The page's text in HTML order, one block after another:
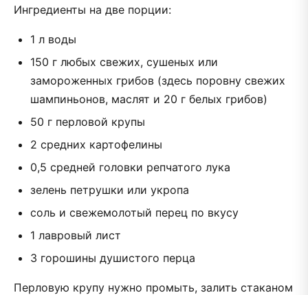
Ингредиенты на две порции:
1 л воды
150 г любых свежих, сушеных или
замороженных грибов (здесь поровну свежих
шампиньонов, маслят и 20 г белых грибов)
50 г перловой крупы
2 средних картофелины
0,5 средней головки репчатого лука
зелень петрушки или укропа
соль и свежемолотый перец по вкусу
1 лавровый лист
3 горошины душистого перца
Перловую крупу нужно промыть, залить стаканом